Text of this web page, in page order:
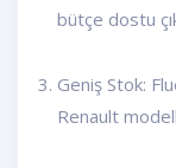
bütçe dostu
Geniş Stok:
Renault